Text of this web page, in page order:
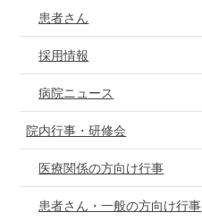
患者さん
採用情報
病院ニュース
院内行事・研修会
医療関係の方向け行事
患者さん・一般の方向け行事